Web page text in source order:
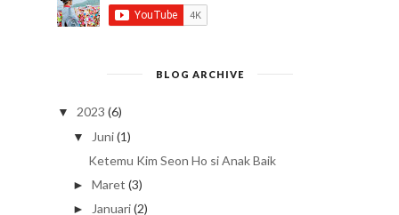
BLOG ARCHIVE
▼ 2023 (6)
▼ Juni (1)
Ketemu Kim Seon Ho si Anak Baik
► Maret (3)
► Januari (2)